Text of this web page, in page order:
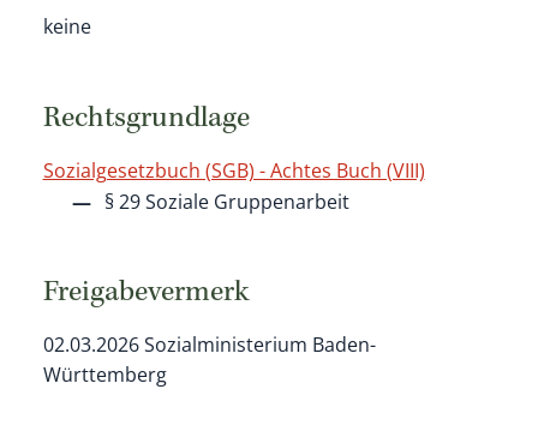
keine
Rechtsgrundlage
Sozialgesetzbuch (SGB) - Achtes Buch (VIII)
§ 29Soziale Gruppenarbeit
Freigabevermerk
02.03.2026 Sozialministerium Baden-
Württemberg